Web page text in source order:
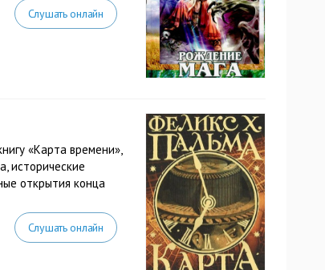
Слушать онлайн
«Карта времени»,
исторические
открытия конца
Слушать онлайн